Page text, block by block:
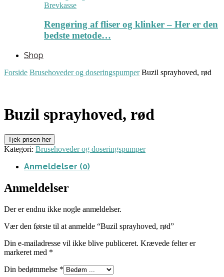
Brevkasse
Rengøring af fliser og klinker – Her er den
bedste metode…
Shop
Forside Brusehoveder og doseringspumper Buzil sprayhoved, rød
Buzil sprayhoved, rød
Tjek prisen her
Kategori: Brusehoveder og doseringspumper
Anmeldelser (0)
Anmeldelser
Der er endnu ikke nogle anmeldelser.
Vær den første til at anmelde “Buzil sprayhoved, rød”
Din e-mailadresse vil ikke blive publiceret. Krævede felter er
markeret med *
Din bedømmelse *